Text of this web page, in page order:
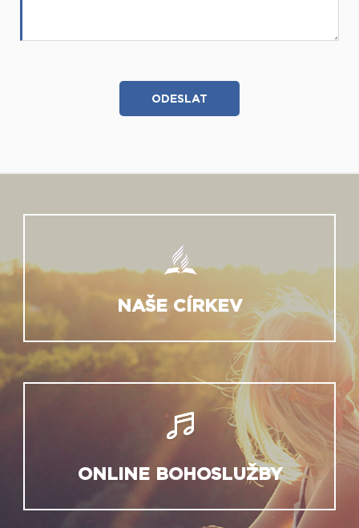
NAŠE CÍRKEV
ONLINE BOHOSLUŽBY